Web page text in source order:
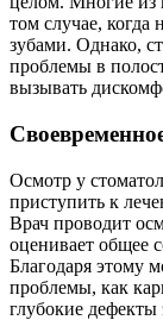
том случае,
зубами. Однако,
проблемы в
вызывать
Осмотр у
приступить к
Врач проводит
оценивает общее
Благодаря этому
проблемы, как
глубокие